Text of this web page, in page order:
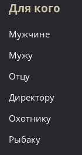
Для кого
Мужчине
Мужу
Отцу
Директору
Охотнику
Рыбаку